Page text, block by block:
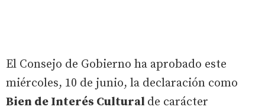
El Consejo de Gobierno ha aprobado este
miércoles, 10 de junio, la declaración como
Bien de Interés Cultural de carácter